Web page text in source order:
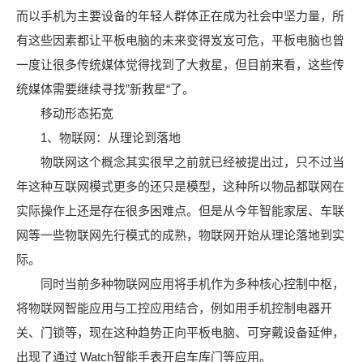
而以手机为主要设备的年轻人群体正在成为社会中坚力量，所
有这些因素都让平板电脑的未来变得岌岌可危，平板电脑也曾
一度让很多传统媒体觉得找到了大救星，但目前来看，这些传
统媒体需要继续寻找”新救星“了。
移动形态拓宽
1、物联网：从理论到落地
物联网这个概念其实很早之前就已经被提出过，只不过当
年这种互联网模式更多的还只是模型，这种所以物品都联网在
实际操作上还是存在很多困难点。但是从今年智能家居、车联
网等一些物联网先行模式的成熟，物联网开始从理论落地到实
际。
同时当前多种物联网应用将手机作为多种核心控制中枢，
将物联网智能应用与工控应用结合，例如用手机控制电器开
关、门锁等，现在这种趋势正向平板电脑、可穿戴设备延伸，
出现了通过 Watch智能手表开启车库门等应用。